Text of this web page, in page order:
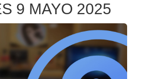
9 MAYO 2025